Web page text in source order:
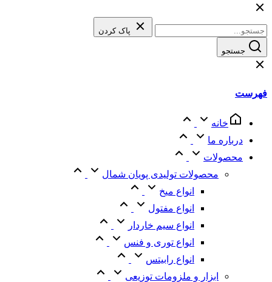
پاک کردن
جستجو
فهرست
خانه
درباره ما
محصولات
محصولات تولیدی پویان شمال
انواع میخ
انواع مفتول
انواع سیم خاردار
انواع توری و فنس
انواع رابیتس
ابزار و ملزومات توزیعی